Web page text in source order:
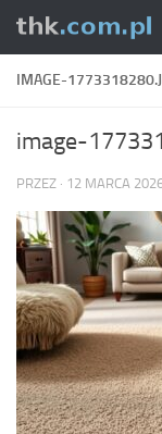
Skip to content
IMAGE-
image-
PRZEZ · 12 MARCA